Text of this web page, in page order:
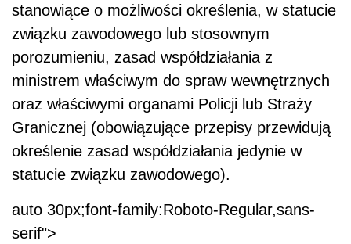
stanowiące o możliwości określenia, w statucie
związku zawodowego lub stosownym
porozumieniu, zasad współdziałania z
ministrem właściwym do spraw wewnętrznych
oraz właściwymi organami Policji lub Straży
Granicznej (obowiązujące przepisy przewidują
określenie zasad współdziałania jedynie w
statucie związku zawodowego).
auto 30px;font-family:Roboto-Regular,sans-
serif">